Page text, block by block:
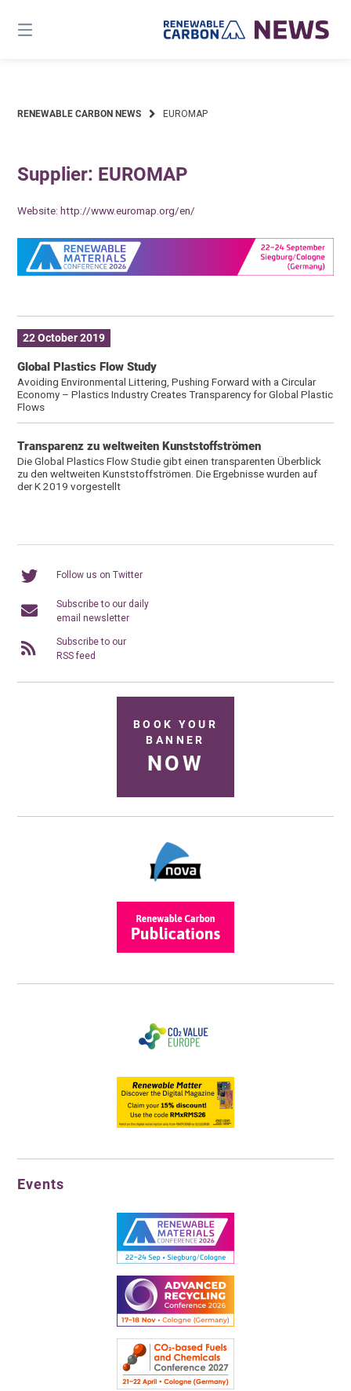
content
RENEWABLE CARBON NEWS EUROMAP
Supplier: EUROMAP
Website:http://www.euromap.org/en/
22 October 2019
Global Plastics Flow Study
Avoiding Environmental Littering, Pushing Forward with a Circular
Economy – Plastics Industry Creates Transparency for Global Plastic
Flows
Transparenz zu weltweiten Kunststoffströmen
Die Global Plastics Flow Studie gibt einen transparenten Überblick
zu den weltweiten Kunststoffströmen. Die Ergebnisse wurden auf
der K 2019 vorgestellt
Follow us on Twitter
Subscribe to our daily
email newsletter
Subscribe to our
RSS feed
BOOK YOUR
BANNER
NOW
Events